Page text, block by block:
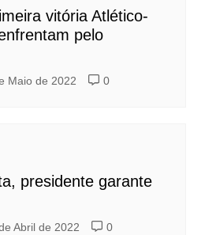
vitória Atlético-
pelo
Maio de 2022 0
presidente garante
Abril de 2022 0